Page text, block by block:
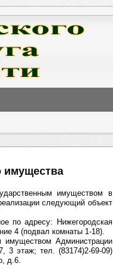
имущества
имуществом в
следующий объект
по адресу: Нижегородская
4 (подвал комнаты 1-18).
Администрации
3 этаж; тел. (83174)2-69-09)
д.6.